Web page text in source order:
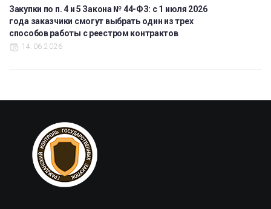
Закупки по п. 4 и 5 Закона № 44-ФЗ: с 1 июля 2026
года заказчики смогут выбрать один из трех
способов работы с реестром контрактов
14.06.2026